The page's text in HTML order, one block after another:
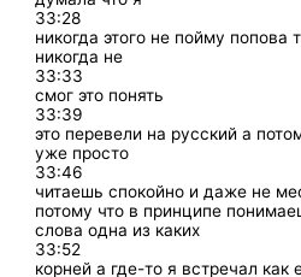
33:28
никогда этого не пойму
никогда не
33:33
смог это понять
33:39
это перевели на русский а
уже просто
33:46
читаешь спокойно и даже не
потому что в принципе
слова одна из каких
33:52
корней а где-то я встречал